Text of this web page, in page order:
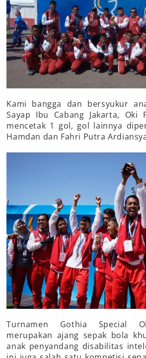
Kami bangga dan bersyukur
Sayap Ibu Cabang Jakarta, Oki
mencetak 1 gol, gol lainnya
Hamdan dan Fahri Putra
Turnamen Gothia Special
merupakan ajang sepak bola
anak penyandang disabilitas